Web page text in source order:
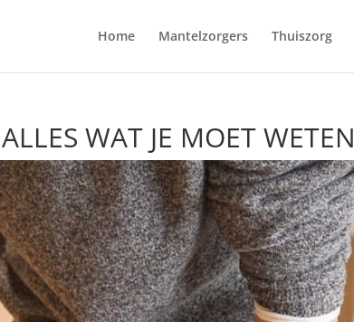
Home Mantelzorgers Thuiszorg
WAT JE MOET WETEN